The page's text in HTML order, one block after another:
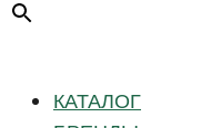
КАТАЛОГ